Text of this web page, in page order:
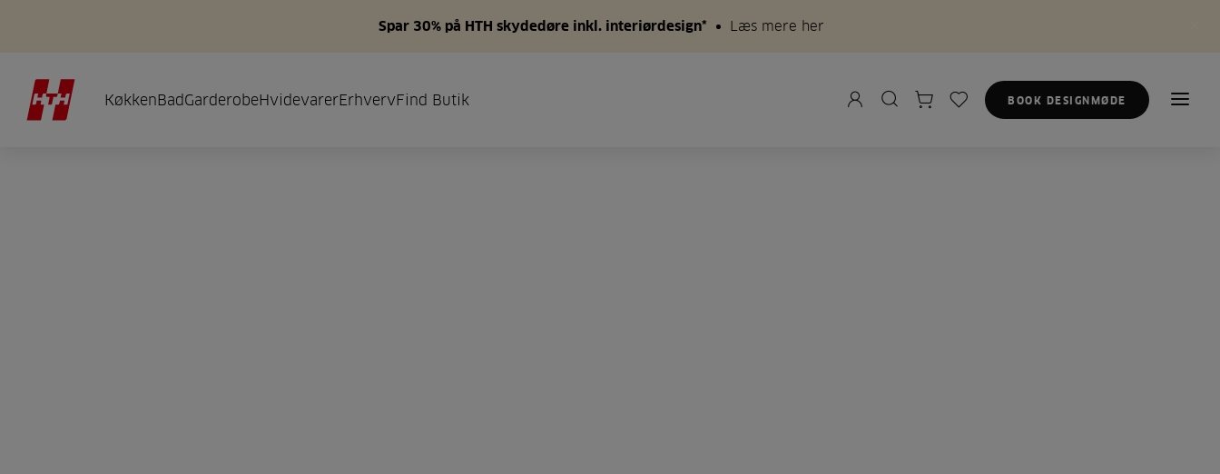
Spar 30% på HTH skydedøre inkl. interiørdesign* Læs mere her
KøkkenBadGarderobeHvidevarerErhvervFind Butik BOOK DESIGNMØDE